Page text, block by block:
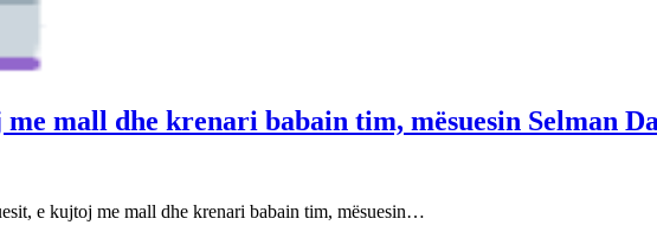
mall dhe krenari babain tim, mësuesin Selman
e kujtoj me mall dhe krenari babain tim, mësuesin…